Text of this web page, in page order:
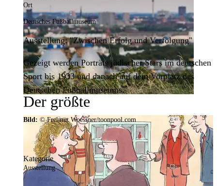
Der größte
Veranstaltungskalender der
Region
Mit weit über 4.000 Terminen ist der
Ort
Deutsches Fußballmuseum
Ausstellung: "Zwischen Erfolg und Verfolgung"
Gezeigt werden Porträts jüdischer Stars im deutschen
Sport bis 1933 und danach auf dem Vorplatz des
Deutschen Fußballmuseums.
Bild: © Freimut Woessner/toonpool.com
Kategorie
Ausstellung